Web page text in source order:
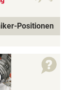
Positionen